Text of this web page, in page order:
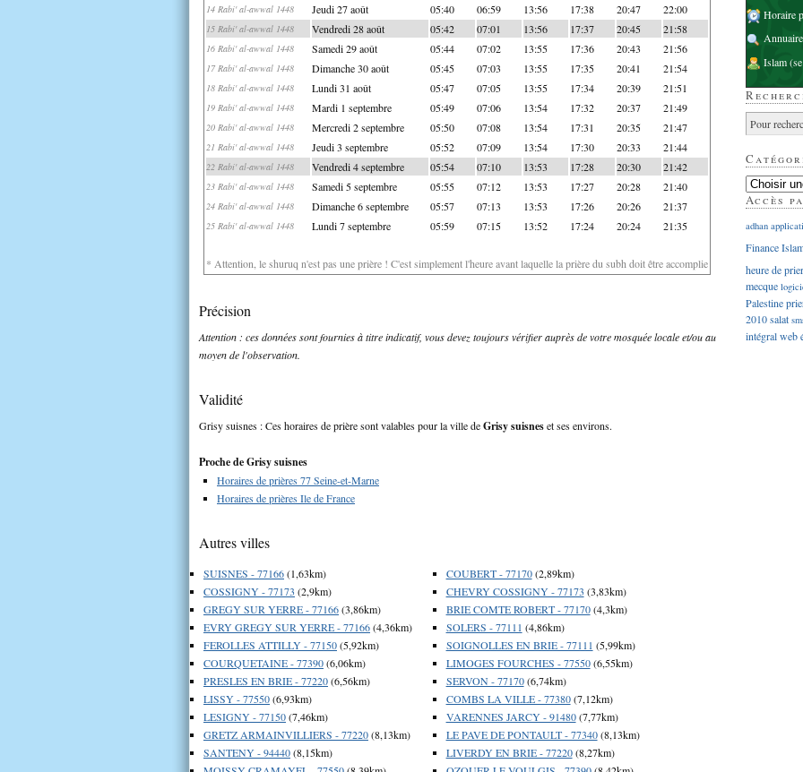
14 Rabi' al-awwal 1448 Jeudi 27 août 05:40 06:59 13:56 17:38 20:47 22:00
15 Rabi' al-awwal 1448 Vendredi 28 août 05:42 07:01 13:56 17:37 20:45 21:58
16 Rabi' al-awwal 1448 Samedi 29 août 05:44 07:02 13:55 17:36 20:43 21:56
17 Rabi' al-awwal 1448 Dimanche 30 août 05:45 07:03 13:55 17:35 20:41 21:54
18 Rabi' al-awwal 1448 Lundi 31 août 05:47 07:05 13:55 17:34 20:39 21:51
19 Rabi' al-awwal 1448 Mardi 1 septembre 05:49 07:06 13:54 17:32 20:37 21:49
20 Rabi' al-awwal 1448 Mercredi 2 septembre 05:50 07:08 13:54 17:31 20:35 21:47
21 Rabi' al-awwal 1448 Jeudi 3 septembre 05:52 07:09 13:54 17:30 20:33 21:44
22 Rabi' al-awwal 1448 Vendredi 4 septembre 05:54 07:10 13:53 17:28 20:30 21:42
23 Rabi' al-awwal 1448 Samedi 5 septembre 05:55 07:12 13:53 17:27 20:28 21:40
24 Rabi' al-awwal 1448 Dimanche 6 septembre 05:57 07:13 13:53 17:26 20:26 21:37
25 Rabi' al-awwal 1448 Lundi 7 septembre 05:59 07:15 13:52 17:24 20:24 21:35
* Attention, le shuruq n'est pas une prière ! C'est simplement l'heure avant laquelle la prière du subh doit être accomplie
Précision
Attention : ces données sont fournies à titre indicatif, vous devez toujours vérifier auprès de votre mosquée locale et/ou au
moyen de l'observation.
Validité
Grisy suisnes : Ces horaires de prière sont valables pour la ville deGrisy suisneset ses environs.
Proche de Grisy suisnes
Horaires de prières 77 Seine-et-Marne
Horaires de prières Ile de France
Autres villes
SUISNES - 77166(1,63km)
COSSIGNY - 77173 (2,9km)
GREGY SUR YERRE - 77166(3,86km)
EVRY GREGY SUR YERRE - 77166(4,36km)
FEROLLES ATTILLY - 77150(5,92km)
COURQUETAINE - 77390(6,06km)
PRESLES EN BRIE - 77220(6,56km)
LISSY - 77550(6,93km)
LESIGNY - 77150(7,46km)
GRETZ ARMAINVILLIERS - 77220(8,13km)
SANTENY - 94440(8,15km)
COUBERT - 77170(2,89km)
CHEVRY COSSIGNY - 77173 (3,83km)
BRIE COMTE ROBERT - 77170(4,3km)
SOLERS - 77111 (4,86km)
SOIGNOLLES EN BRIE - 77111 (5,99km)
LIMOGES FOURCHES - 77550(6,55km)
SERVON - 77170(6,74km)
COMBS LA VILLE - 77380(7,12km)
VARENNES JARCY - 91480(7,77km)
LE PAVE DE PONTAULT - 77340(8,13km)
LIVERDY EN BRIE - 77220(8,27km)
Horaire
Islam
Accès
adhan
Finance
heure de
mecque
Palestine
2010salat
intégralweb